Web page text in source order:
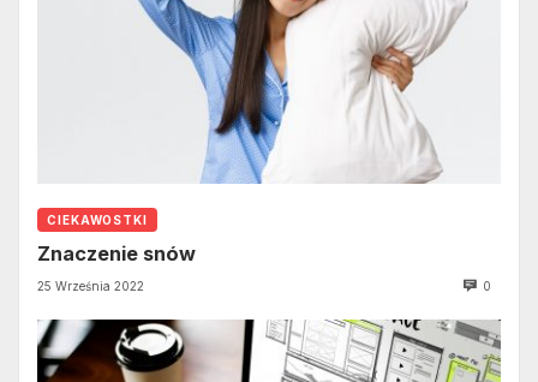
CIEKAWOSTKI
Znaczenie snów
25 Września 2022 0